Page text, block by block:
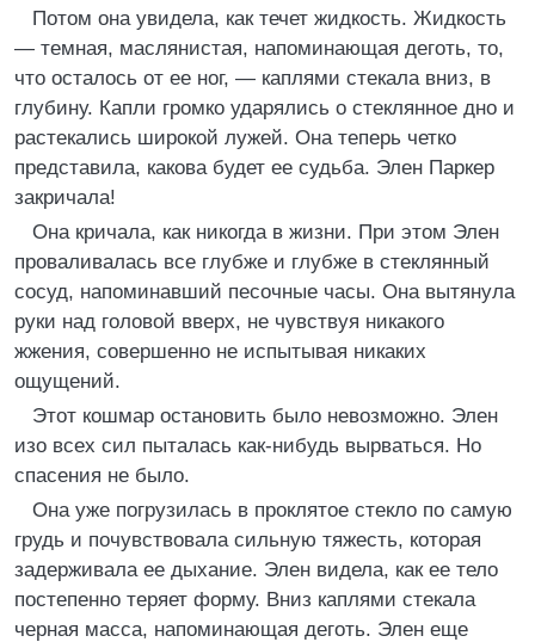
Потом она увидела, как течет жидкость. Жидкость
— темная, маслянистая, напоминающая деготь, то,
что осталось от ее ног, — каплями стекала вниз, в
глубину. Капли громко ударялись о стеклянное дно и
растекались широкой лужей. Она теперь четко
представила, какова будет ее судьба. Элен Паркер
закричала!
Она кричала, как никогда в жизни. При этом Элен
проваливалась все глубже и глубже в стеклянный
сосуд, напоминавший песочные часы. Она вытянула
руки над головой вверх, не чувствуя никакого
жжения, совершенно не испытывая никаких
ощущений.
Этот кошмар остановить было невозможно. Элен
изо всех сил пыталась как-нибудь вырваться. Но
спасения не было.
Она уже погрузилась в проклятое стекло по самую
грудь и почувствовала сильную тяжесть, которая
задерживала ее дыхание. Элен видела, как ее тело
постепенно теряет форму. Вниз каплями стекала
черная масса, напоминающая деготь. Элен еще